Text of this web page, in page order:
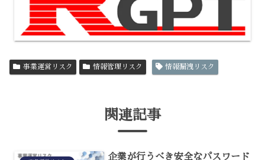
事業運営リスク 情報管理リスク 情報漏洩リスク
関連記事
企業が行うべき安全なパスワード